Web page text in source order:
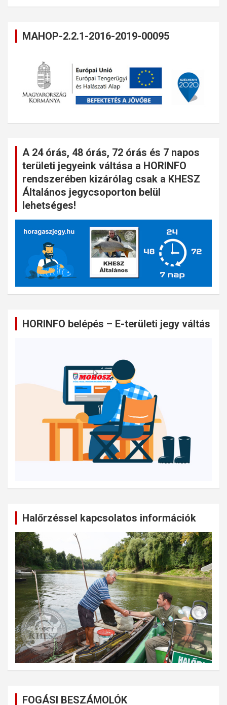
MAHOP-2.2.1-2016-2019-00095
A 24 órás, 48 órás, 72 órás és 7 napos
területi jegyeink váltása a HORINFO
rendszerében kizárólag csak a KHESZ
Általános jegycsoporton belül
lehetséges!
HORINFO belépés – E-területi jegy váltás
Halőrzéssel kapcsolatos információk
FOGÁSI BESZÁMOLÓK